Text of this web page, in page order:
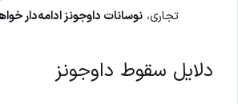
تجاری،نوسانات داوجونز ادامه‌دار
دلایل سقوط داوجونز